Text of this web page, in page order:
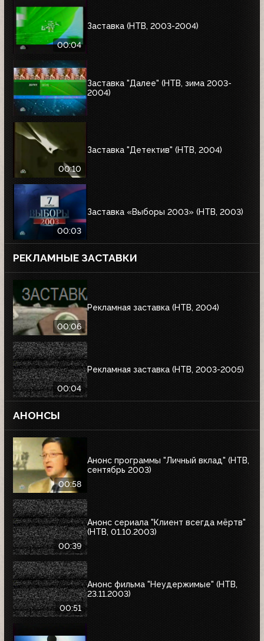
00:04
Заставка (НТВ, 2003-2004)
Заставка "Далее" (НТВ, зима 2003-
2004)
00:10
Заставка "Детектив" (НТВ, 2004)
00:03
Заставка «Выборы 2003» (НТВ, 2003)
РЕКЛАМНЫЕ ЗАСТАВКИ
00:06
Рекламная заставка (НТВ, 2004)
00:04
Рекламная заставка (НТВ, 2003-2005)
АНОНСЫ
00:58
Анонс программы "Личный вклад" (НТВ,
сентябрь 2003)
00:39
Анонс сериала "Клиент всегда мёртв"
(НТВ, 01.10.2003)
00:51
Анонс фильма "Неудержимые" (НТВ,
23.11.2003)